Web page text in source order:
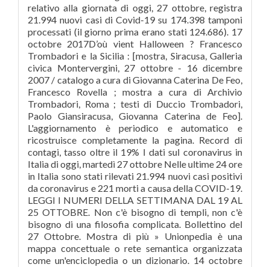
relativo alla giornata di oggi, 27 ottobre, registra
21.994 nuovi casi di Covid-19 su 174.398 tamponi
processati (il giorno prima erano stati 124.686). 17
octobre 2017D’où vient Halloween ? Francesco
Trombadori e la Sicilia : [mostra, Siracusa, Galleria
civica Montervergini, 27 ottobre - 16 dicembre
2007 / catalogo a cura di Giovanna Caterina De Feo,
Francesco Rovella ; mostra a cura di Archivio
Trombadori, Roma ; testi di Duccio Trombadori,
Paolo Giansiracusa, Giovanna Caterina de Feo].
L'aggiornamento è periodico e automatico e
ricostruisce completamente la pagina. Record di
contagi, tasso oltre il 19% I dati sul coronavirus in
Italia di oggi, martedì 27 ottobre Nelle ultime 24 ore
in Italia sono stati rilevati 21.994 nuovi casi positivi
da coronavirus e 221 morti a causa della COVID-19.
LEGGI I NUMERI DELLA SETTIMANA DAL 19 AL
25 OTTOBRE. Non c'è bisogno di templi, non c'è
bisogno di una filosofia complicata. Bollettino del
27 Ottobre. Mostra di più » Unionpedia è una
mappa concettuale o rete semantica organizzata
come un'enciclopedia o un dizionario. 14 octobre